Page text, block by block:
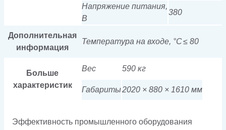
Напряжение питания,
В
380
Дополнительная
информация
Температура на входе, °C≤ 80
Больше
характеристик
Вес 590 кг
Габариты2020 × 880 × 1610 мм
Эффективность промышленного оборудования